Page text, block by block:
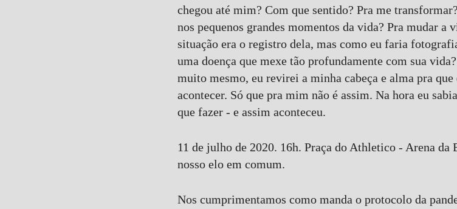
chegou até mim? Com que sentido? Pra me
nos pequenos grandes momentos da vida? Pra mudar a
situação era o registro dela, mas como eu faria
uma doença que mexe tão profundamente com sua
muito mesmo, eu revirei a minha cabeça e alma pra que
acontecer. Só que pra mim não é assim. Na hora eu
que fazer - e assim aconteceu.
11 de julho de 2020. 16h. Praça do Athletico - Arena da
nosso elo em comum.
Nos cumprimentamos como manda o protocolo da